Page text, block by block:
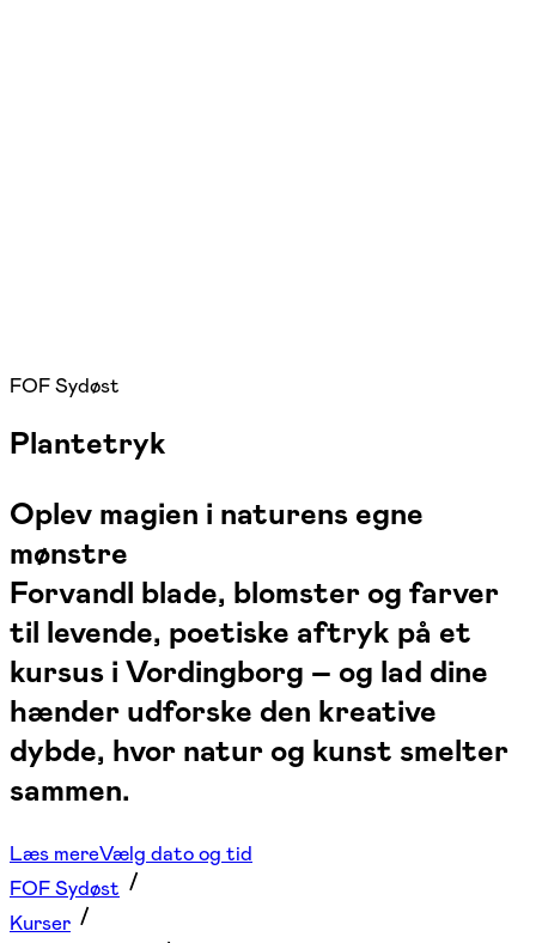
FOF Sydøst
Plantetryk
Oplev magien i naturens egne
mønstre
Forvandl blade, blomster og farver
til levende, poetiske aftryk på et
kursus i Vordingborg – og lad dine
hænder udforske den kreative
dybde, hvor natur og kunst smelter
sammen.
Læs mereVælg dato og tid
FOF Sydøst
Kurser